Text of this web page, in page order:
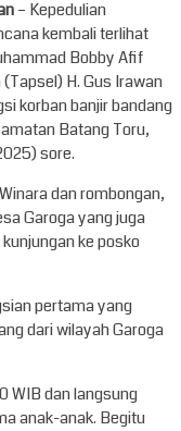
– Kepedulian
kembali terlihat
Bobby Afif
H. Gus Irawan
korban banjir bandang
Batang Toru,
sore.
dan rombongan,
Garoga yang juga
ke posko
pertama yang
dari wilayah Garoga
WIB dan langsung
anak-anak. Begitu